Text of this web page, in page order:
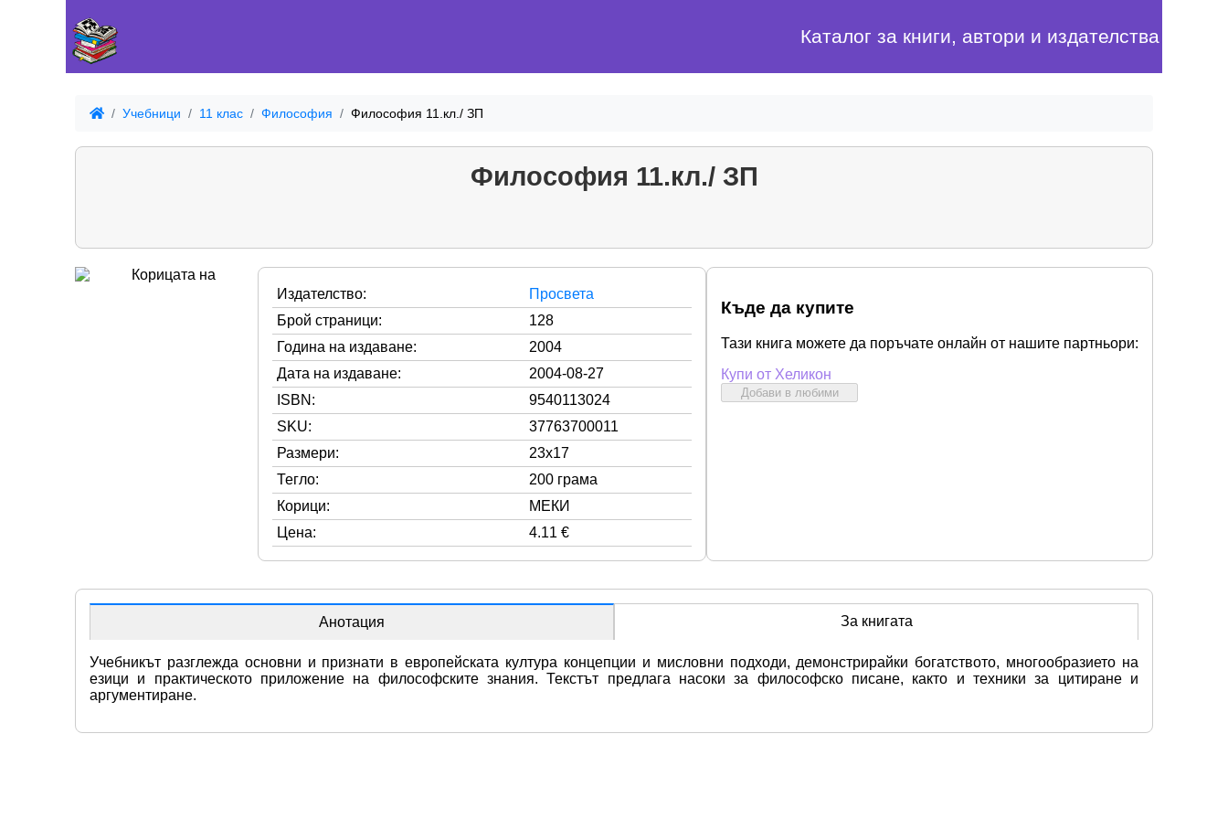
Каталог за книги, автори и издателства
Учебници 11 клас Философия Философия 11.кл./ ЗП
Философия 11.кл./ ЗП
Издателство:
Просвета
Брой страници:
128
Година на издаване:
2004
Дата на издаване:
2004-08-27
ISBN:
9540113024
SKU:
37763700011
Размери:
23x17
Тегло:
200 грама
Корици:
МЕКИ
Цена:
4.11 €
Къде да купите
Тази книга можете да поръчате онлайн от нашите партньори:
Купи от Хеликон
Добави в любими
Анотация За книгата
Учебникът разглежда основни и признати в европейската култура концепции и мисловни подходи, демонстрирайки богатството, многообразието на
езици и практическото приложение на философските знания. Текстът предлага насоки за философско писане, както и техники за цитиране и
аргументиране.